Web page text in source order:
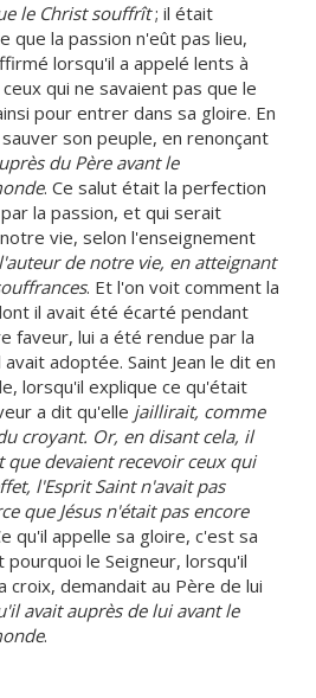
le Christ souffrît; il était
que la passion n'eût pas lieu,
lorsqu'il a appelé lents à
qui ne savaient pas que le
pour entrer dans sa gloire. En
son peuple, en renonçant
du Père avant le
. Ce salut était la perfection
la passion, et qui serait
vie, selon l'enseignement
de notre vie, en atteignant
. Et l'on voit comment la
il avait été écarté pendant
faveur, lui a été rendue par la
adoptée. Saint Jean le dit en
lorsqu'il explique ce qu'était
a dit qu'elle jaillirait, comme
croyant. Or, en disant cela, il
que devaient recevoir ceux qui
l'Esprit Saint n'avait pas
que Jésus n'était pas encore
qu'il appelle sa gloire, c'est sa
le Seigneur, lorsqu'il
croix, demandait au Père de lui
avait auprès de lui avant le
.